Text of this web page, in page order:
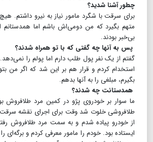
چطور آشنا شدید؟
برای سرقت با شگرد مامور نیاز به نیرو داشتم.
متهم بگیرد که من دومی‌اش باشم اما همدستانم
بی‌خبر بودند.
پس به آنها چه گفتی که با تو همراه شدند؟
گفتم از یک نفر پول طلب دارم اما پولم را نمی‌دهد.
استخدام کردم و قرار هم بر این شد که اگر من
بگیرم، مبلغی را به آنها بدهم.
همدستانت چه شدند؟
ما سوار بر خودروی پژو در کمین مرد طلافروش
طلافروشی خلوت شد وقت برای اجرای نقشه
از خودرو پیاده شدم و به سمت مرد طلافروش
ایستاده بود. ‌خودم را مامور معرفی کردم و برگه‌ای